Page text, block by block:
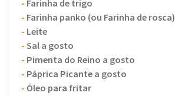
- Farinha de trigo
- Farinha panko (ou Farinha de rosca)
- Leite
-Sal a gosto
- Pimenta do Reino a gosto
- Páprica Picante a gosto
- Óleo para fritar